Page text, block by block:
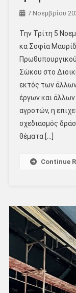
7 Νοεμβρίου
Την Τρίτη 5
κα Σοφία
Σώκου στο
εκτός των
έργων και
αγροτών, η
σχεδιασμός
θέματα […]
Continue